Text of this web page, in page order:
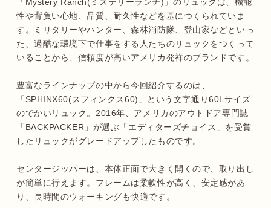
性や背負い心地、品質、耐久性などを基につくられていま
す。ミリタリーやハンター、森林消防隊、登山家などといっ
た、過酷な環境下で仕事をする人たちのリュックをつくって
いることから、信頼度が高いアメリカ発祥のブランドです。
豊富なラインナップの中から今回紹介するのは、
「SPHINX60(スフィンクス60)」という文字通り60Lサイズ
のでかいリュック。2016年、アメリカのアウトドア専門誌
「BACKPACKER」が選ぶ「エディターズチョイス」を受賞
したリュックがグレードアップしたものです。
センタージッパーは、本体正面で大きく開くので、取り出し
が簡単に行えます。フレームは柔軟性が高く、安定感があ
り、長時間のウォーキングも快適です。